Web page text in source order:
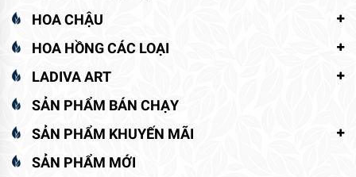
HOA CHẬU
HOA HỒNG CÁC LOẠI
LADIVA ART
SẢN PHẨM BÁN CHẠY
SẢN PHẨM KHUYẾN MÃI
SẢN PHẨM MỚI